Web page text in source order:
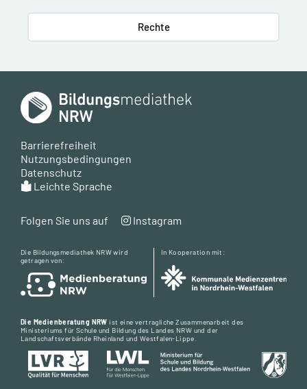
Rechte
Barrierefreiheit
Nutzungsbedingungen
Datenschutz
Leichte Sprache
Folgen Sie uns auf Instagram
Die Bildungsmediathek NRW wird
getragen von:
In Kooperation mit:
Die Medienberatung NRW ist eine vertragliche Zusammenarbeit des
Ministeriums für Schule und Bildung des Landes NRW und der
Landschaftsverbände Rheinland und Westfalen-Lippe.